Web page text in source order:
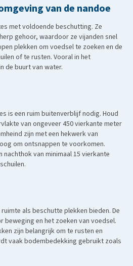
van de nandoe
met voldoende beschutting. Ze
gehoor, waardoor ze vijanden snel
plekken om voedsel te zoeken en de
of te rusten. Vooral in het
de buurt van water.
is een ruim buitenverblijf nodig. Houd
van ongeveer 450 vierkante meter
zijn met een hekwerk van
om ontsnappen te voorkomen.
nachthok van minimaal 15 vierkante
als beschutte plekken bieden. De
beweging en het zoeken van voedsel.
zijn belangrijk om te rusten en
vaak bodembedekking gebruikt zoals